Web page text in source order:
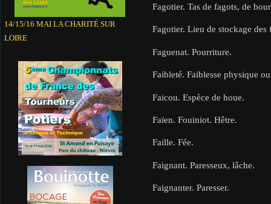
14/15/16 MAI LA CHARITÉ SUR
LOIRE
Fagotier. Tas de fagots, de
Fagotier. Lieu de stockage des
Faguenat. Pourriture.
Faibleté. Faiblesse physique
Faicou. Espèce de houe.
Faïen. Fouiniot. Hêtre.
Faille. Fée.
Faignant. Paresseux, lâche.
Faignanter. Paresser.